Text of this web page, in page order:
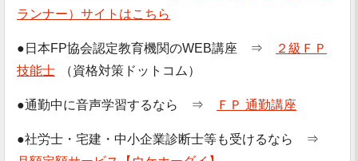
ランナー）サイトはこちら
●日本FP協会認定教育機関のWEB講座 ⇒
２級ＦＰ
技能士
（資格対策ドットコム）
●通勤中に音声学習するなら ⇒ ＦＰ 通勤講座
●社労士・宅建・中小企業診断士等も受けるなら ⇒